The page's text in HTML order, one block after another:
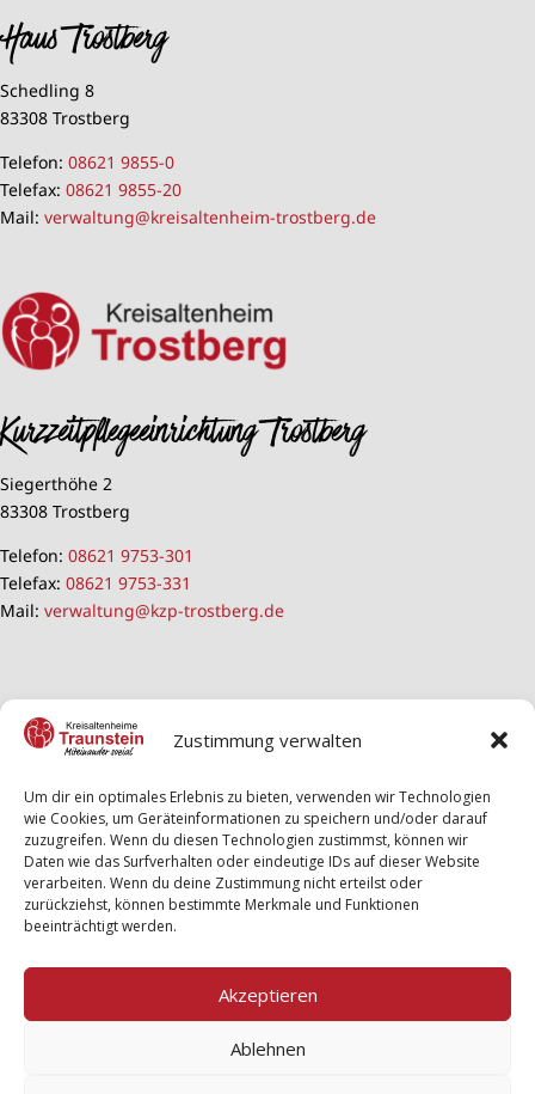
Zustimmung verwalten
Um dir ein optimales Erlebnis zu bieten, verwenden wir Technologien
wie Cookies, um Geräteinformationen zu speichern und/oder darauf
zuzugreifen. Wenn du diesen Technologien zustimmst, können wir
Daten wie das Surfverhalten oder eindeutige IDs auf dieser Website
verarbeiten. Wenn du deine Zustimmung nicht erteilst oder
zurückziehst, können bestimmte Merkmale und Funktionen
beeinträchtigt werden.
Akzeptieren
Ablehnen
Haus Trostberg
Schedling 8
83308 Trostberg
Telefon: 08621 9855-0
Telefax: 08621 9855-20
Mail: verwaltung@kreisaltenheim-trostberg.de
Kurzzeitpflegeeinrichtung Trostberg
Siegerthöhe 2
83308 Trostberg
Telefon: 08621 9753-301
Telefax: 08621 9753-331
Mail: verwaltung@kzp-trostberg.de